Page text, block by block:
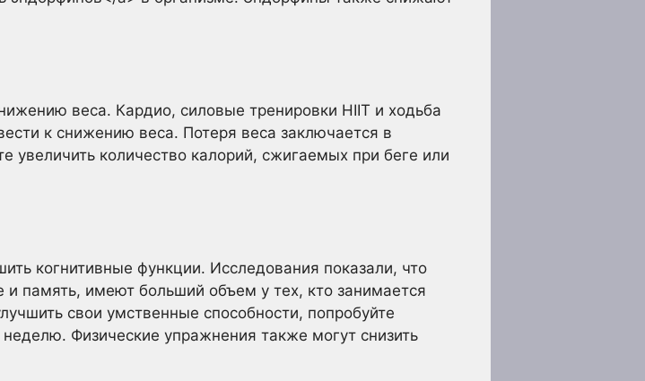
веса. Кардио, силовые тренировки HIIT и ходьба
к снижению веса. Потеря веса заключается в
количество калорий, сжигаемых при беге или
когнитивные функции. Исследования показали, что
память, имеют больший объем у тех, кто занимается
свои умственные способности, попробуйте
Физические упражнения также могут снизить